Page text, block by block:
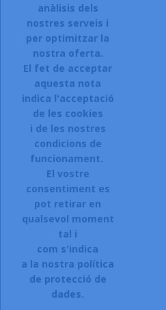
Accepto el termes, condicions
privacitat d'aquest lloc web.
ARTICLES
LA NOSTRA COMPANYIA
CONTACTEU:
Sol.licitar accés a la web.
Registreu-vos:
Si esteu interessats en donar-vos
d\'alta a la nostra botiga,
CLIQUEU AQUI.
© 2026 - Ecommerce
anàlisis dels
nostres serveis i
per optimitzar la
nostra oferta.
El fet de acceptar
aquesta nota
indica l'acceptació
de les cookies
i de les nostres
condicions de
funcionament.
El vostre
consentiment es
pot retirar en
qualsevol moment
tal i
com s'indica
a la nostra política
de protecció de
dades.